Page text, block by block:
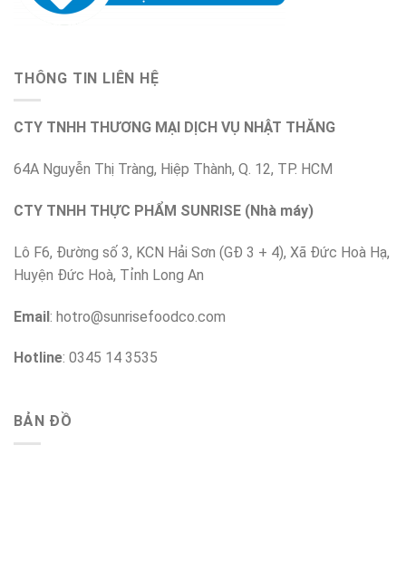
THÔNG TIN LIÊN HỆ
CTY TNHH THƯƠNG MẠI DỊCH VỤ NHẬT THĂNG
64A Nguyễn Thị Tràng, Hiệp Thành, Q. 12, TP. HCM
CTY TNHH THỰC PHẨM SUNRISE (Nhà máy)
Lô F6, Đường số 3, KCN Hải Sơn (GĐ 3 + 4), Xã Đức Hoà Hạ,
Huyện Đức Hoà, Tỉnh Long An
Email: hotro@sunrisefoodco.com
Hotline: 0345 14 3535
BẢN ĐỒ